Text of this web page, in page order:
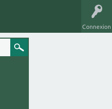
Connexion